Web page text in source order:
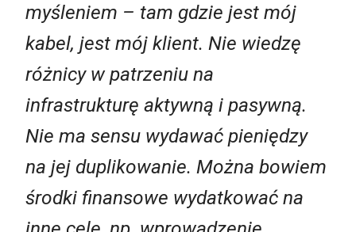
myśleniem – tam gdzie jest mój
kabel, jest mój klient. Nie wiedzę
różnicy w patrzeniu na
infrastrukturę aktywną i pasywną.
Nie ma sensu wydawać pieniędzy
na jej duplikowanie. Można bowiem
środki finansowe wydatkować na